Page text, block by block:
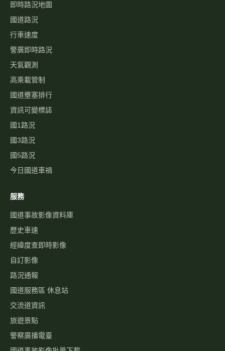
即時路況地圖
國道路況
行車速度
警廣即時路況
天氣觀測
高乘載管制
國道壅塞排行
資訊可變標誌
國1路況
國3路況
國5路況
今日國道車禍
服務
國道事故影像資料庫
歷史車速
經緯度查即時影像
自訂影像
路況通報
國道服務區 休息站
交流道資訊
旅遊景點
警察廣播電臺